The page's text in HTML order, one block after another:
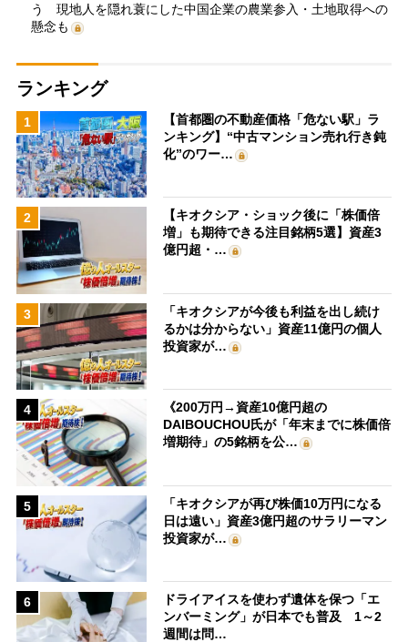
う 現地人を隠れ蓑にした中国企業の農業参入・土地取得への
懸念も
ランキング
1
【首都圏の不動産価格「危ない駅」ラ
ンキング】“中古マンション売れ行き鈍
化”のワー…
2
【キオクシア・ショック後に「株価倍
増」も期待できる注目銘柄5選】資産3
億円超・…
3
「キオクシアが今後も利益を出し続け
るかは分からない」資産11億円の個人
投資家が…
4
《200万円→資産10億円超の
DAIBOUCHOU氏が「年末までに株価倍
増期待」の5銘柄を公…
5
「キオクシアが再び株価10万円になる
日は遠い」資産3億円超のサラリーマン
投資家が…
6
ドライアイスを使わず遺体を保つ「エ
ンバーミング」が日本でも普及 1～2
週間は問…